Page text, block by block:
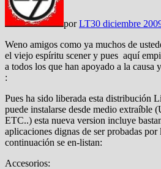
porLT30 diciembre
Weno amigos como ya muchos de
el viejo espíritu scener y pues aquí
a todos los que han apoyado a la causa
:
Pues ha sido liberada esta distribución
puede instalarse desde medio extraíble
ETC..) esta nueva version incluye
aplicaciones dignas de ser probadas por
continuación se en-listan:
Accesorios: